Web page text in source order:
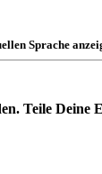
Sprache
Teile Deine